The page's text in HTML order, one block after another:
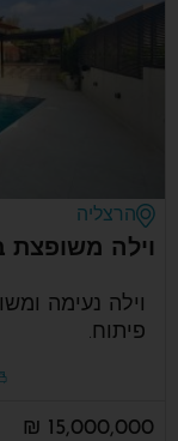
הרצליה
וילה משופצת
וילה נעימה
פיתוח.
15,000,000 ₪